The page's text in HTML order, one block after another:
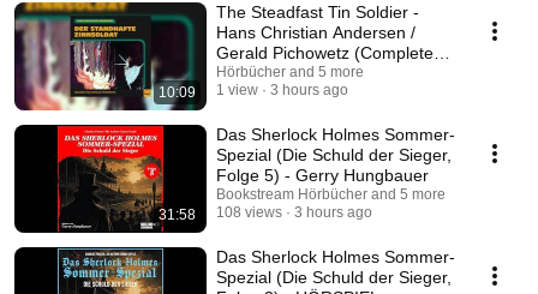
10:09
The Steadfast Tin Soldier -
Hans Christian Andersen /
Gerald Pichowetz (Complete
Audiobook)
Hörbücher and 5 more
1 view
3 hours ago
31:58
Das Sherlock Holmes Sommer-
Spezial (Die Schuld der Sieger,
Folge 5) - Gerry Hungbauer
Bookstream Hörbücher and 5 more
108 views
3 hours ago
Das Sherlock Holmes Sommer-
Spezial (Die Schuld der Sieger,